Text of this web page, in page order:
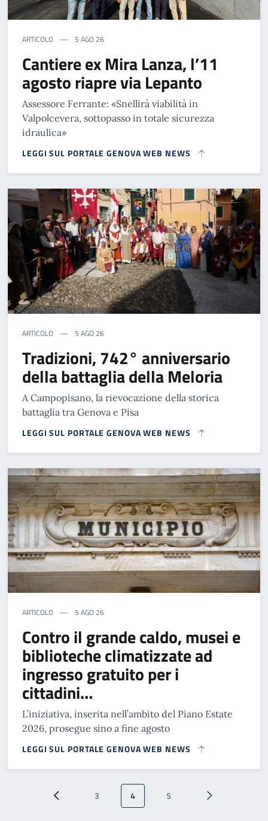
ARTICOLO 5 AGO 26
Cantiere ex Mira Lanza, l’11
agosto riapre via Lepanto
Assessore Ferrante: «Snellirà viabilità in
Valpolcevera, sottopasso in totale sicurezza
idraulica»
LEGGI SUL PORTALE GENOVA WEB NEWS
ARTICOLO 5 AGO 26
Tradizioni, 742° anniversario
della battaglia della Meloria
A Campopisano, la rievocazione della storica
battaglia tra Genova e Pisa
LEGGI SUL PORTALE GENOVA WEB NEWS
ARTICOLO 5 AGO 26
Contro il grande caldo, musei e
biblioteche climatizzate ad
ingresso gratuito per i
cittadini…
L’iniziativa, inserita nell’ambito del Piano Estate
2026, prosegue sino a fine agosto
LEGGI SUL PORTALE GENOVA WEB NEWS
Paginazione
Pagina precedente
Pagina
3 Pagina attuale
4 Pagina
5 Pagina